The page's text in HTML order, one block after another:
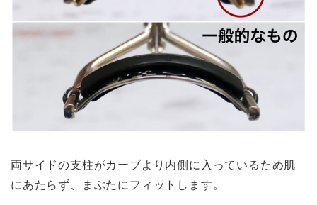
両サイドの支柱がカーブより内側に入っているため肌
にあたらず、まぶたにフィットします。